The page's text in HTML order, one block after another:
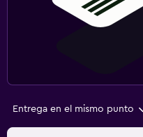
Entrega en el mismo punto